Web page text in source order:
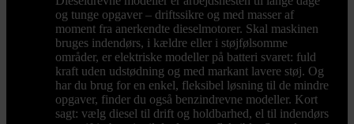
og tunge opgaver – driftssikre og med masser af
moment fra anerkendte dieselmotorer. Skal maskinen
bruges indendørs, i kældre eller i støjfølsomme
områder, er elektriske modeller på batteri svaret: fuld
kraft uden udstødning og med markant lavere støj. Og
har du brug for en enkel, fleksibel løsning til de mindre
opgaver, finder du også benzindrevne modeller. Kort
sagt: vælg diesel til drift og holdbarhed, el til indendørs